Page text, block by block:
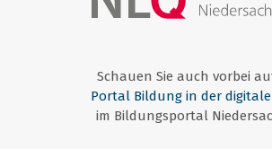
Schauen Sie auch vorbei
Portal Bildung in der
im Bildungsportal